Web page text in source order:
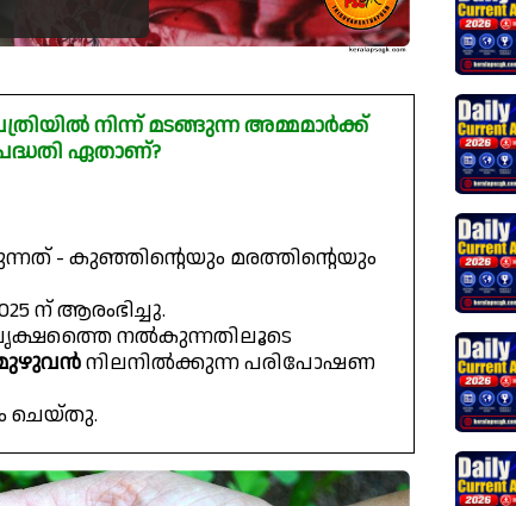
നിന്ന് മടങ്ങുന്ന അമ്മമാർക്ക്
ഏതാണ്?
- കുഞ്ഞിന്റെയും മരത്തിന്റെയും
ന് ആരംഭിച്ചു.
നൽകുന്നതിലൂടെ
മുഴുവൻനിലനിൽക്കുന്ന പരിപോഷണ
ചെയ്തു.